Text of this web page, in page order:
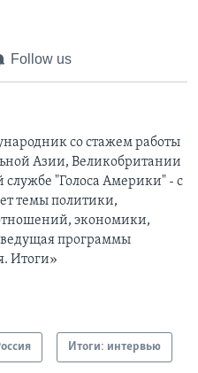
Follow us
cо стажем работы
Азии, Великобритании
"Голоса Америки" - с
темы политики,
экономики,
ведущая программы
Итоги»
Итоги: интервью